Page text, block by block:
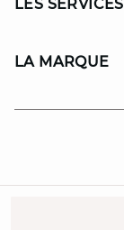
LES SERVICES
LA MARQUE